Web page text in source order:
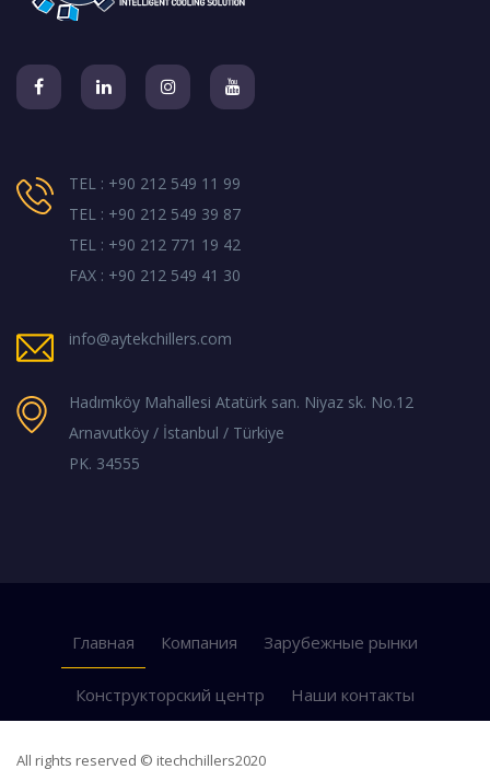
TEL : +90 212 549 11 99
TEL : +90 212 549 39 87
TEL : +90 212 771 19 42
FAX : +90 212 549 41 30
info@aytekchillers.com
Hadımköy Mahallesi Atatürk san. Niyaz sk. No.12
Arnavutköy / İstanbul / Türkiye
PK. 34555
Главная Компания Зарубежные рынки
Конструкторский центр Наши контакты
All rights reserved © itechchillers2020